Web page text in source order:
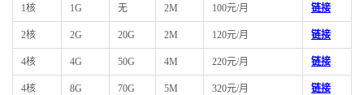
1核 1G 无 2M 100元/月 链接
2核 2G 20G 2M 120元/月 链接
4核 4G 50G 4M 220元/月 链接
4核 8G 70G 5M 320元/月 链接